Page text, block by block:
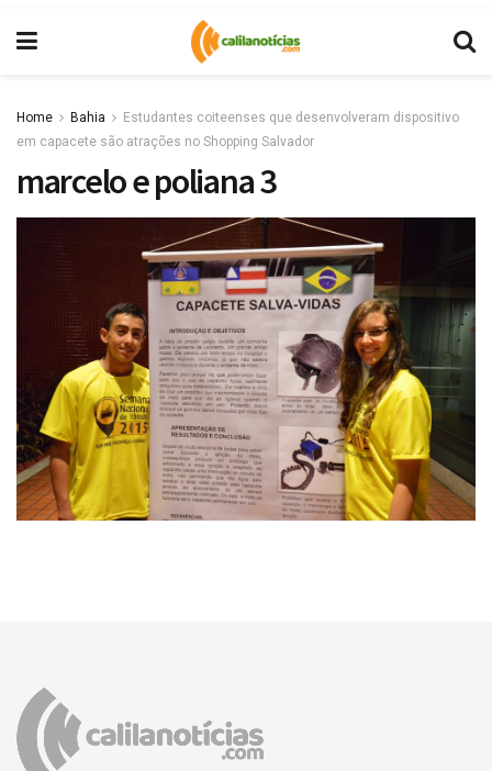
Home Bahia
Estudantes coiteenses que desenvolveram dispositivo
em capacete são atrações no Shopping Salvador
marcelo e poliana 3